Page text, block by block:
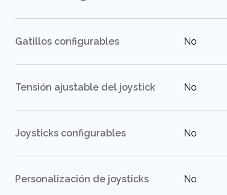
Gatillos configurables :No
Tensión ajustable del joystick :No
Joysticks configurables :No
Personalización de joysticks :No